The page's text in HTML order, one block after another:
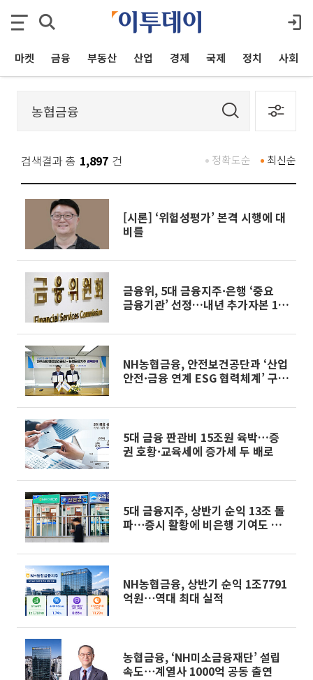
마켓 금융 부동산 산업 경제 국제 정치 사회
검색결과 총 1,897 건 최신순
정확도순
[시론] ‘위험성평가’ 본격 시행에 대
비를
금융위, 5대 금융지주·은행 ‘중요
금융기관’ 선정…내년 추가자본 1%
NH농협금융, 안전보건공단과 ‘산업
안전·금융 연계 ESG 협력체계’ 구
5대 금융 판관비 15조원 육박…증
권 호황·교육세에 증가세 두 배로
5대 금융지주, 상반기 순익 13조 돌
파⋯증시 활황에 비은행 기여도 확
NH농협금융, 상반기 순익 1조7791
억원⋯역대 최대 실적
농협금융, ‘NH미소금융재단’ 설립
속도⋯계열사 1000억 공동 출연